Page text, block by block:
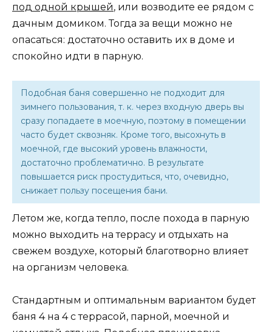
под одной крышей, или возводите ее рядом с
дачным домиком. Тогда за вещи можно не
опасаться: достаточно оставить их в доме и
спокойно идти в парную.
Подобная баня совершенно не подходит для
зимнего пользования, т. к. через входную дверь вы
сразу попадаете в моечную, поэтому в помещении
часто будет сквозняк. Кроме того, высохнуть в
моечной, где высокий уровень влажности,
достаточно проблематично. В результате
повышается риск простудиться, что, очевидно,
снижает пользу посещения бани.
Летом же, когда тепло, после похода в парную
можно выходить на террасу и отдыхать на
свежем воздухе, который благотворно влияет
на организм человека.
Стандартным и оптимальным вариантом будет
баня 4 на 4 с террасой, парной, моечной и